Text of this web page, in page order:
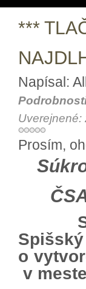
***
Napísal:
Uverejnené:
Prosím,
o
v